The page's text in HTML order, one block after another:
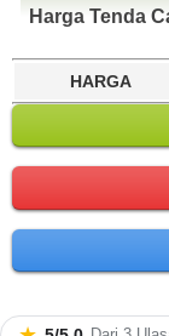
Harga Tenda
HARGA